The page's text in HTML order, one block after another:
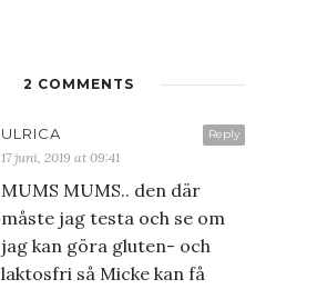
2 COMMENTS
Reply
ULRICA
17 juni, 2019 at 09:41
MUMS MUMS.. den där
måste jag testa och se om
jag kan göra gluten- och
laktosfri så Micke kan få